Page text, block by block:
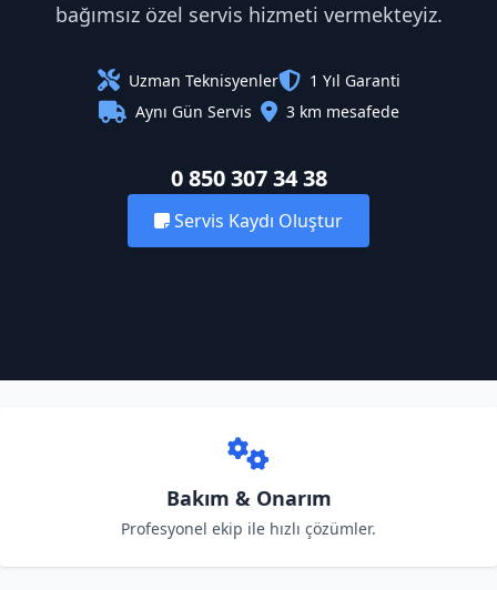
bağımsız özel servis hizmeti vermekteyiz.
Uzman Teknisyenler
1 Yıl Garanti
Aynı Gün Servis
3 km mesafede
0 850 307 34 38
Servis Kaydı Oluştur
Bakım & Onarım
Profesyonel ekip ile hızlı çözümler.